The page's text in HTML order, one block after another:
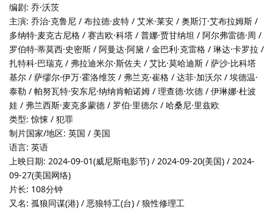
编剧: 乔·沃茨
主演: 乔治·克鲁尼 / 布拉德·皮特 / 艾米·莱安 / 奥斯汀·艾布拉姆斯 /
多纳特·麦克古尼格 / 赛吉欧·科塔 / 普娜·贾甘纳坦 / 阿尔弗雷德·周 /
罗伯特·蒂莫西·史密斯 / 阿曼达·阿黛 / 金巴利·克雷格 / 琳达·卡罗拉 /
扎特科·巴瑞克 / 弗拉迪米尔·斯佐夫 / 艾比·莫哈迪斯 / 萨沙·比科塔
基尔 / 萨缪尔·伊万·霍洛维茨 / 弗兰克·崔格 / 达菲·加沃尔 / 埃德温·
泰勒 / 帕努瓦特·安东尼·纳纳肯帕诺姆 / 理查德·坎德 / 伊琳娜·杜波
娃 / 弗兰西斯·麦克多蒙德 / 罗伯·里德尔 / 哈桑尼·里兹欧
类型: 惊悚 / 犯罪
制片国家/地区: 英国 / 美国
语言: 英语
上映日期: 2024-09-01(威尼斯电影节) / 2024-09-20(美国) / 2024-
09-27(美国网络)
片长: 108分钟
又名: 孤狼同谋(港) / 恶狼特工(台) / 狼性修理工